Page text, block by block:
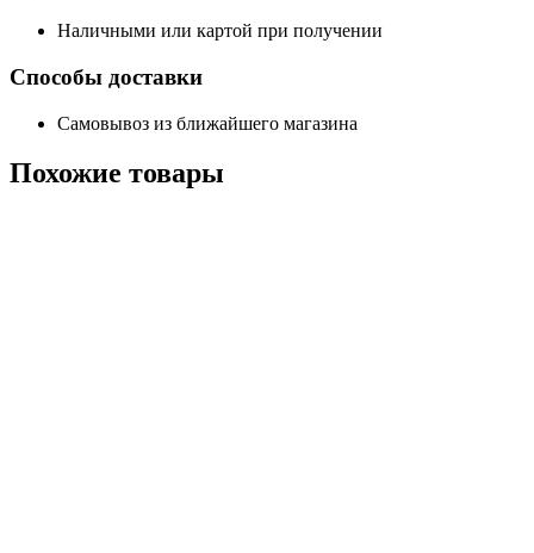
Наличными или картой при получении
Способы доставки
Самовывоз из ближайшего магазина
Похожие товары